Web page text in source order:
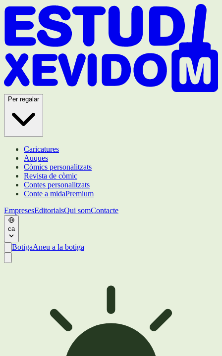
Per regalar
Caricatures
Auques
Còmics personalitzats
Revista de còmic
Contes personalitzats
Conte a midaPremium
EmpresesEditorialsQui somContacte
ca
BotigaAneu a la botiga